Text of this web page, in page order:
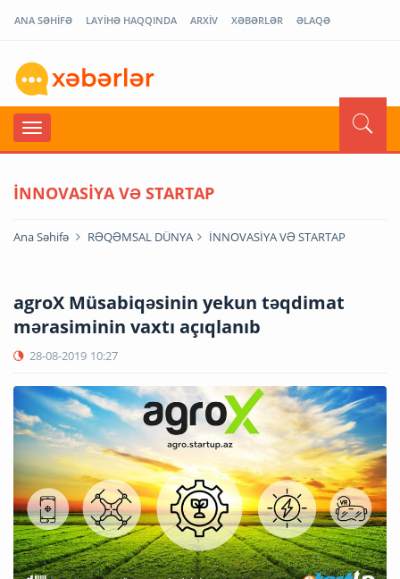
ANA SƏHİFƏ LAYİHƏ HAQQINDA ARXİV XƏBƏRLƏR ƏLAQƏ
İNNOVASİYA VƏ STARTAP
Ana Səhifə RƏQƏMSAL DÜNYA İNNOVASİYA VƏ STARTAP
agroX Müsabiqəsinin yekun təqdimat
mərasiminin vaxtı açıqlanıb
28-08-2019 10:27